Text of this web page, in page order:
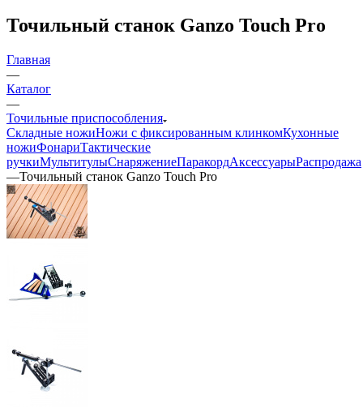
Точильный станок Ganzo Touch Pro
Главная
—
Каталог
—
Точильные приспособления
Складные ножиНожи с фиксированным клинкомКухонные
ножиФонариТактические
ручкиМультитулыСнаряжениеПаракордАксессуарыРаспродажа
—Точильный станок Ganzo Touch Pro